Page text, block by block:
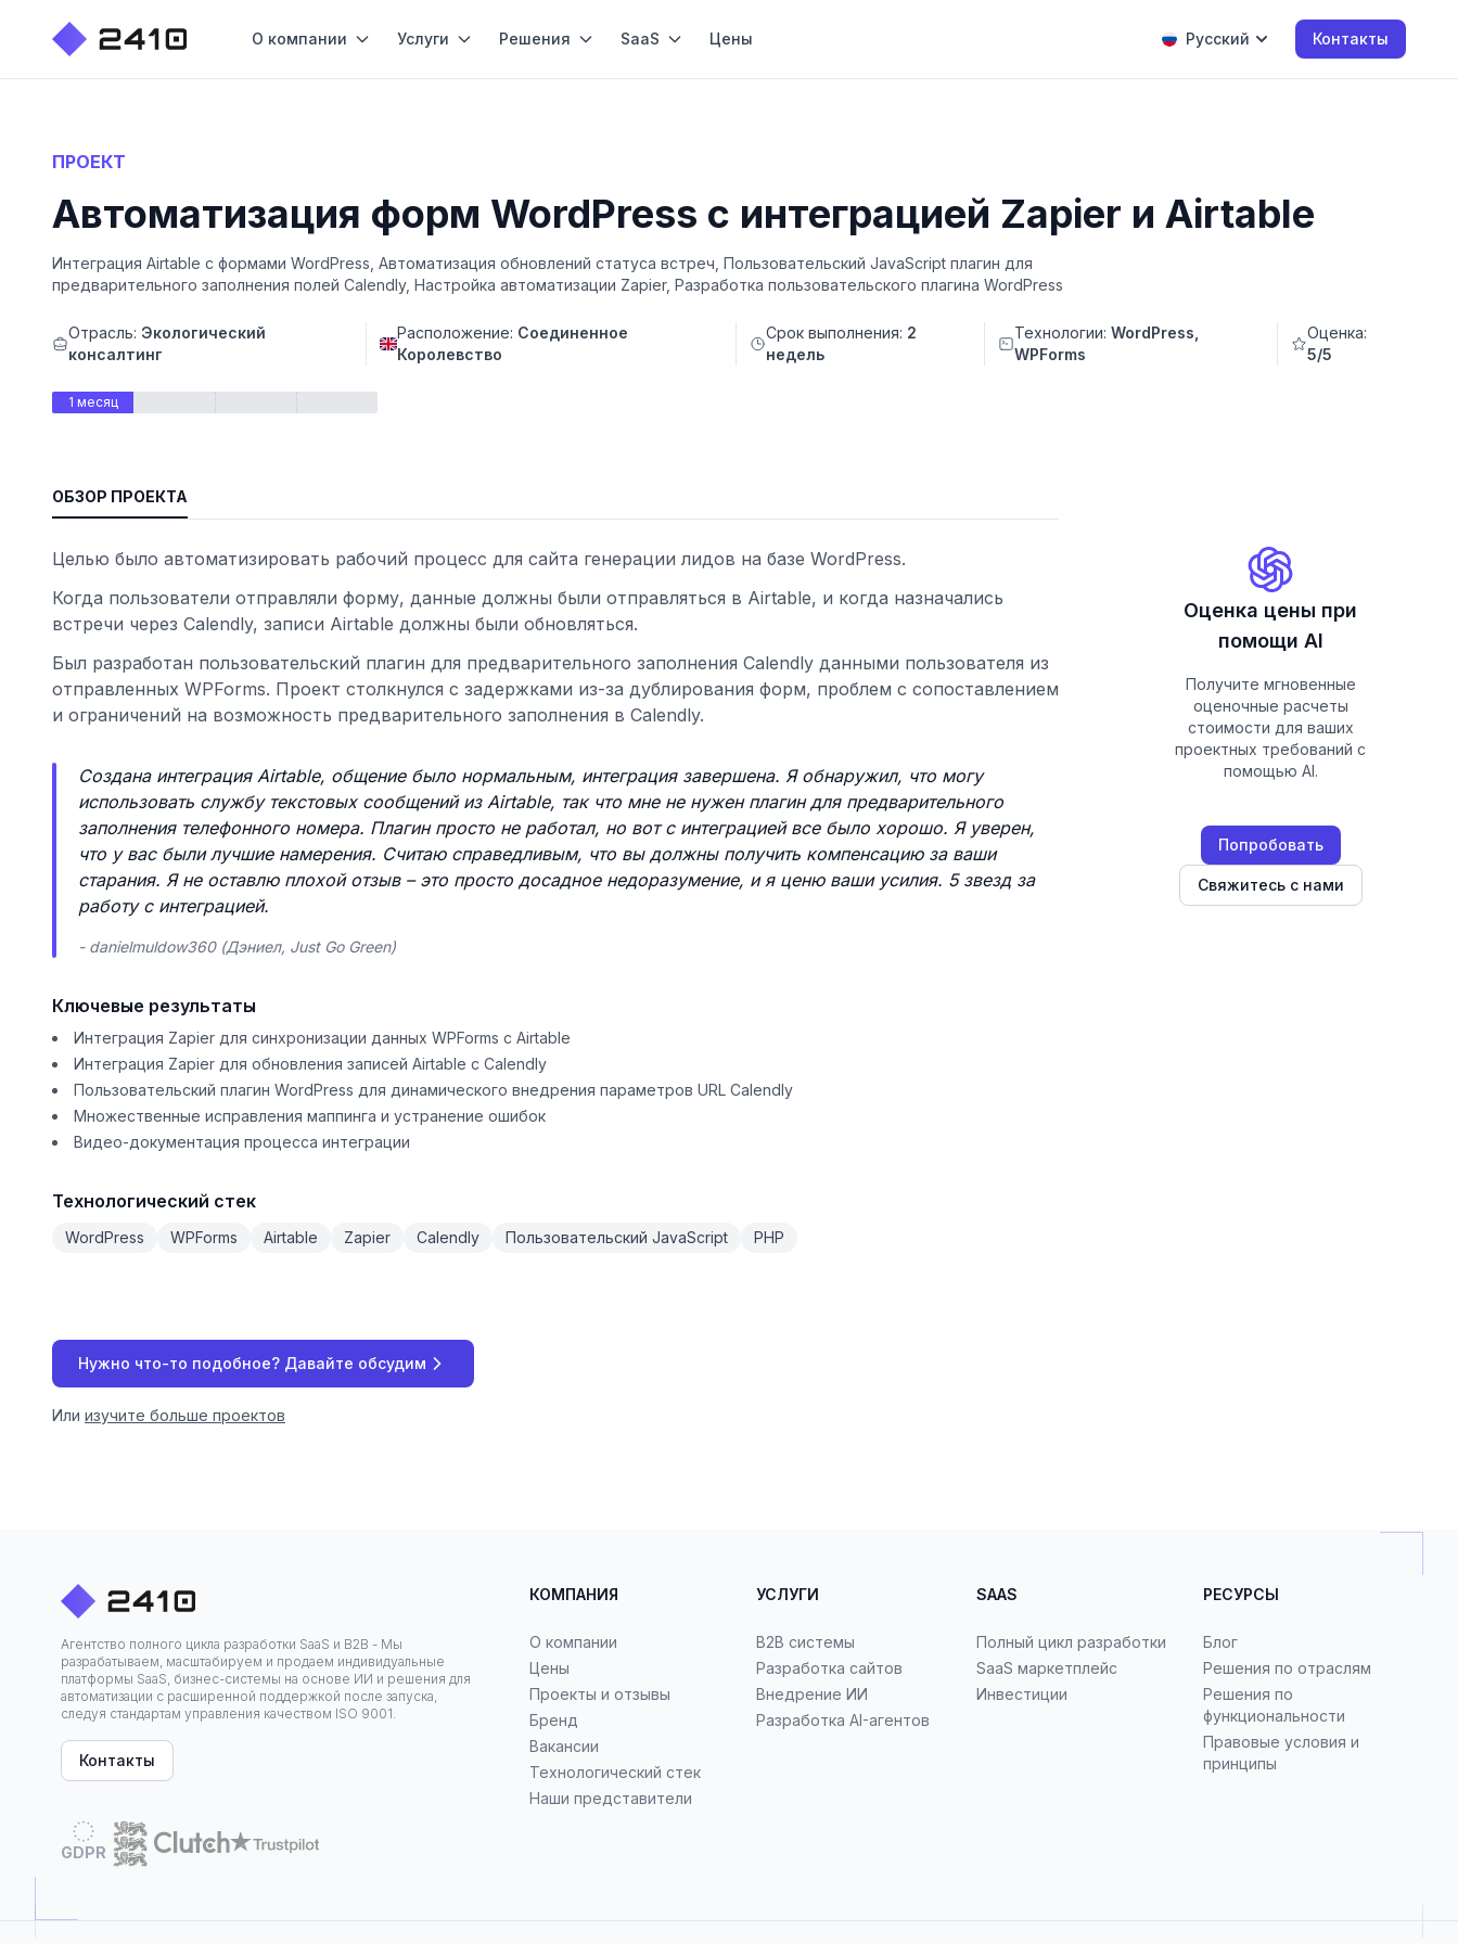
О компании Услуги Решения SaaS Цены Русский Контакты
ПРОЕКТ
Автоматизация форм WordPress с интеграцией Zapier и Airtable
Интеграция Airtable с формами WordPress, Автоматизация обновлений статуса встреч, Пользовательский JavaScript плагин для
предварительного заполнения полей Calendly, Настройка автоматизации Zapier, Разработка пользовательского плагина WordPress
Отрасль: Экологический
консалтинг
Расположение: Соединенное
Королевство
Срок выполнения: 2
недель
Технологии:WordPress,
WPForms
Оценка:
5/5
1 месяц
ОБЗОР ПРОЕКТА
Целью было автоматизировать рабочий процесс для сайта генерации лидов на базе WordPress.
Когда пользователи отправляли форму, данные должны были отправляться в Airtable, и когда назначались
встречи через Calendly, записи Airtable должны были обновляться.
Был разработан пользовательский плагин для предварительного заполнения Calendly данными пользователя из
отправленных WPForms. Проект столкнулся с задержками из-за дублирования форм, проблем с сопоставлением
и ограничений на возможность предварительного заполнения в Calendly.
Создана интеграция Airtable, общение было нормальным, интеграция завершена. Я обнаружил, что могу
использовать службу текстовых сообщений из Airtable, так что мне не нужен плагин для предварительного
заполнения телефонного номера. Плагин просто не работал, но вот с интеграцией все было хорошо. Я уверен,
что у вас были лучшие намерения. Считаю справедливым, что вы должны получить компенсацию за ваши
старания. Я не оставлю плохой отзыв – это просто досадное недоразумение, и я ценю ваши усилия. 5 звезд за
работу с интеграцией.
- danielmuldow360 (Дэниел, Just Go Green)
Ключевые результаты
Интеграция Zapier для синхронизации данных WPForms с Airtable
Интеграция Zapier для обновления записей Airtable с Calendly
Пользовательский плагин WordPress для динамического внедрения параметров URL Calendly
Множественные исправления маппинга и устранение ошибок
Видео-документация процесса интеграции
Технологический стек
WordPress WPForms Airtable Zapier Calendly Пользовательский JavaScript PHP
Оценка цены при
помощи AI
Получите мгновенные
оценочные расчеты
стоимости для ваших
проектных требований с
помощью AI.
Попробовать
Свяжитесь с нами
Нужно что-то подобное? Давайте обсудим
Или изучите больше проектов
Агентство полного цикла разработки SaaS и B2B - Мы
разрабатываем, масштабируем и продаем индивидуальные
платформы SaaS, бизнес-системы на основе ИИ и решения для
автоматизации с расширенной поддержкой после запуска,
следуя стандартам управления качеством ISO 9001.
Контакты
GDPR
КОМПАНИЯ
О компании
Цены
Проекты и отзывы
Бренд
Вакансии
Технологический стек
Наши представители
УСЛУГИ
B2B системы
Разработка сайтов
Внедрение ИИ
Разработка AI-агентов
SAAS
Полный цикл разработки
SaaS маркетплейс
Инвестиции
РЕСУРСЫ
Блог
Решения по отраслям
Решения по
функциональности
Правовые условия и
принципы